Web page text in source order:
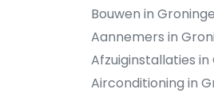
Bouwen in
Aannemers in
Afzuiginstallaties in
Airconditioning in